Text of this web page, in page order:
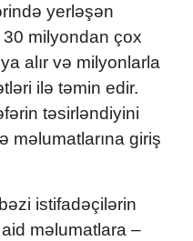
yerləşən
milyondan çox
alır və milyonlarla
ilə təmin edir.
təsirləndiyini
məlumatlarına giriş
istifadəçilərin
məlumatlara –